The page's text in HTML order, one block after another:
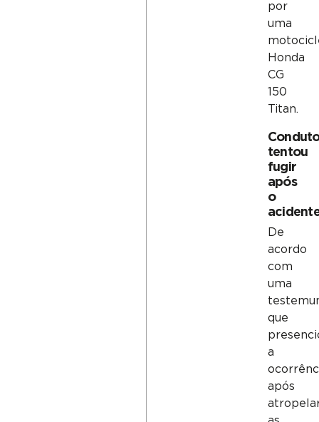
por
uma
Honda
CG
150
Titan.
tentou
fugir
após
o
De
acordo
com
uma
que
a
após